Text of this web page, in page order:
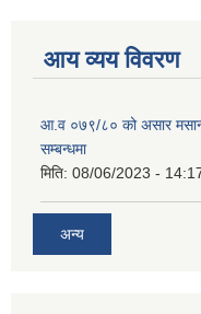
आय व्यय विवरण
आ.व ०७९/८० को असार
सम्बन्धमा
मिति: 08/06/2023 -
अन्य